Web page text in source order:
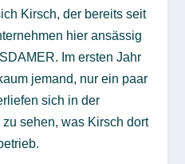
Kirsch, der bereits seit
hier ansässig
Im ersten Jahr
jemand, nur ein paar
sich in der
sehen, was Kirsch dort